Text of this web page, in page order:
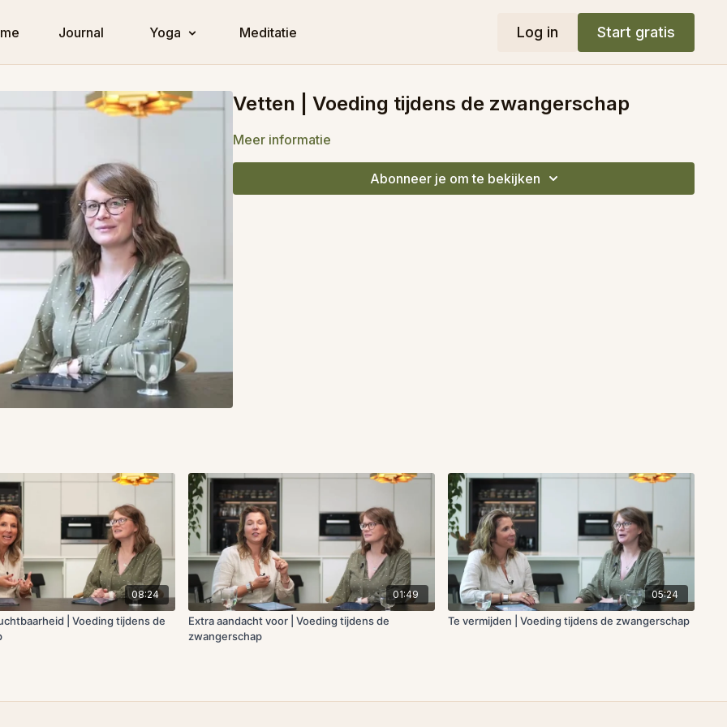
Journal Yoga Meditatie Log in Start gratis
Vetten | Voeding tijdens de zwangerschap
Meer informatie
Abonneer je om te bekijken
08:24
| Voeding tijdens de
01:49
Extra aandacht voor | Voeding tijdens de
zwangerschap
05:24
Te vermijden | Voeding tijdens de zwangerschap